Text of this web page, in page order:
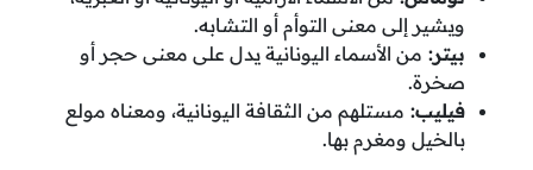
ويشير إلى معنى التوأم أو التشابه.
بيتر: من الأسماء اليونانية يدل على معنى حجر أو
صخرة.
فيليب: مستلهم من الثقافة اليونانية، ومعناه مولع
بالخيل ومغرم بها.